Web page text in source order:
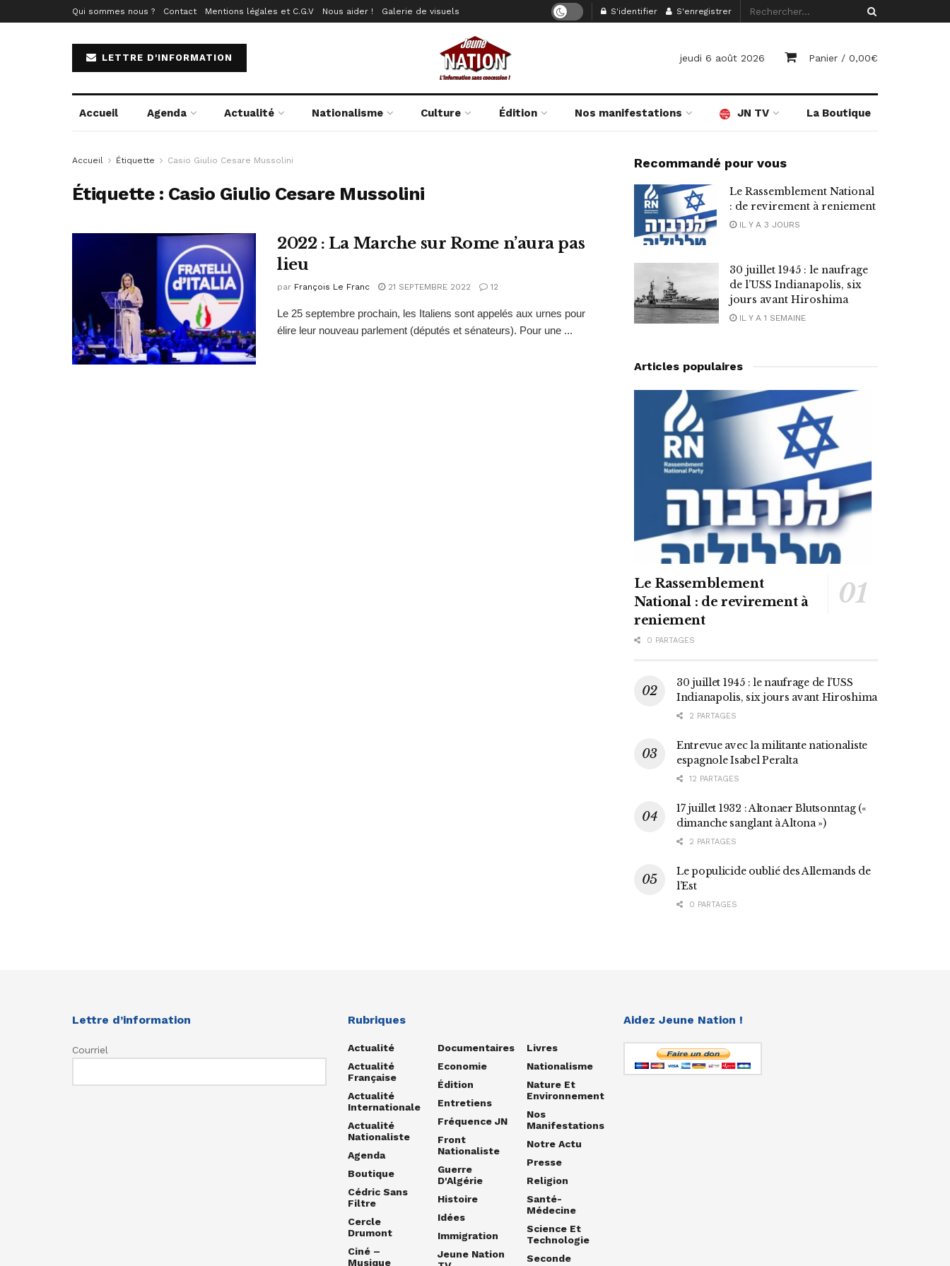
Qui sommes nous ? Contact Mentions légales et C.G.V Nous aider ! Galerie de visuels S'identifier S'enregistrer
LETTRE D'INFORMATION jeudi 6 août 2026 Panier / 0,00€
Accueil Agenda Actualité Nationalisme Culture Édition Nos manifestations JN TV La Boutique
Accueil Étiquette Casio Giulio Cesare Mussolini
Étiquette : Casio Giulio Cesare Mussolini
2022 : La Marche sur Rome n’aura pas
lieu
par François Le Franc 21 SEPTEMBRE 2022 12
Le 25 septembre prochain, les Italiens sont appelés aux urnes pour
élire leur nouveau parlement (députés et sénateurs). Pour une ...
Recommandé pour vous
Le Rassemblement National
: de revirement à reniement
IL Y A 3 JOURS
30 juillet 1945 : le naufrage
de l’USS Indianapolis, six
jours avant Hiroshima
IL Y A 1 SEMAINE
Articles populaires
Le Rassemblement
National : de revirement à
reniement
0 PARTAGES
30 juillet 1945 : le naufrage de l’USS
Indianapolis, six jours avant Hiroshima
2 PARTAGES
Entrevue avec la militante nationaliste
espagnole Isabel Peralta
12 PARTAGES
17 juillet 1932 : Altonaer Blutsonntag («
dimanche sanglant à Altona »)
2 PARTAGES
Le populicide oublié des Allemands de
l’Est
0 PARTAGES
Lettre d’information
Courriel
Rubriques
Actualité
Actualité
Française
Actualité
Internationale
Actualité
Nationaliste
Agenda
Boutique
Cédric Sans
Filtre
Cercle
Drumont
Ciné –
Musique
Documentaires
Economie
Édition
Entretiens
Fréquence JN
Front
Nationaliste
Guerre
D'Algérie
Histoire
Idées
Immigration
Jeune Nation
Livres
Nationalisme
Nature Et
Environnement
Nos
Manifestations
Notre Actu
Presse
Religion
Santé-
Médecine
Science Et
Technologie
Seconde
Aidez Jeune Nation !